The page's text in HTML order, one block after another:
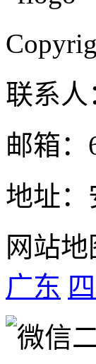
联系
邮箱：
地址：
网站地
广东